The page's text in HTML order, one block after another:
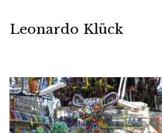
Content
Leonardo Klück